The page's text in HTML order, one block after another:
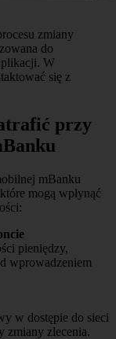
zmiany
do
W
się z
przy
mBanku
mogą wpłynąć
pieniędzy,
wprowadzeniem
w dostępie do sieci
zmiany zlecenia.